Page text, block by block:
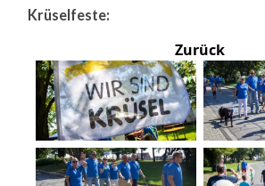
Krüselfeste:
Zurück